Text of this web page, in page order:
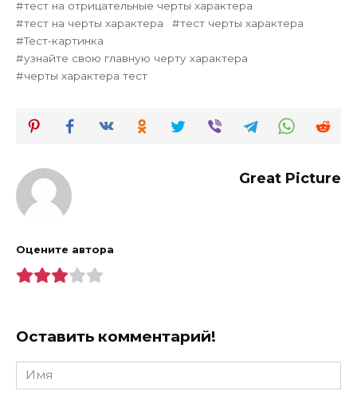
тест на отрицательные черты характера
тест на черты характера
тест черты характера
Тест-картинка
узнайте свою главную черту характера
черты характера тест
Great Picture
Оцените автора
Оставить комментарий!
Имя
*